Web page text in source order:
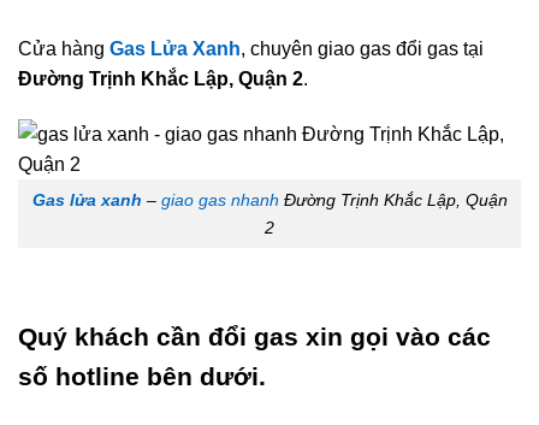
Cửa hàng Gas Lửa Xanh, chuyên giao gas đổi gas tại
Đường Trịnh Khắc Lập, Quận 2.
Gas lửa xanh – giao gas nhanh Đường Trịnh Khắc Lập, Quận
2
Quý khách cần đổi gas xin gọi vào các
số hotline bên dưới.